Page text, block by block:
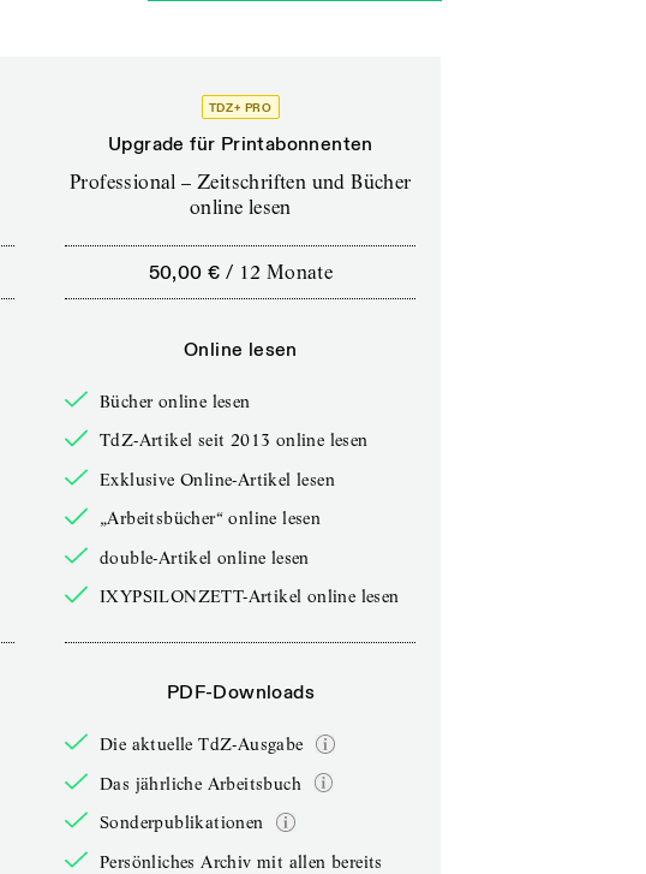
TDZ+ PRO
Upgrade für Printabonnenten
Professional – Zeitschriften und Bücher
online lesen
50,00 € / 12 Monate
Online lesen
Bücher online lesen
TdZ-Artikel seit 2013 online lesen
Exklusive Online-Artikel lesen
„Arbeitsbücher“ online lesen
double-Artikel online lesen
IXYPSILONZETT-Artikel online lesen
PDF-Downloads
Die aktuelle TdZ-Ausgabe
Das jährliche Arbeitsbuch
Sonderpublikationen
Persönliches Archiv mit allen bereits